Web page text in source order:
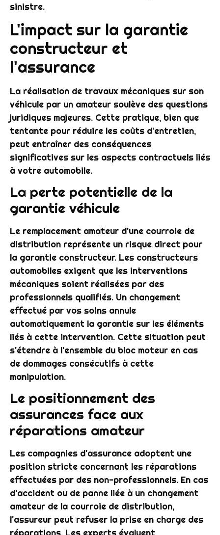
sinistre.
L'impact sur la garantie
constructeur et
l'assurance
La réalisation de travaux mécaniques sur son
véhicule par un amateur soulève des questions
juridiques majeures. Cette pratique, bien que
tentante pour réduire les coûts d'entretien,
peut entraîner des conséquences
significatives sur les aspects contractuels liés
à votre automobile.
La perte potentielle de la
garantie véhicule
Le remplacement amateur d'une courroie de
distribution représente un risque direct pour
la garantie constructeur. Les constructeurs
automobiles exigent que les interventions
mécaniques soient réalisées par des
professionnels qualifiés. Un changement
effectué par vos soins annule
automatiquement la garantie sur les éléments
liés à cette intervention. Cette situation peut
s'étendre à l'ensemble du bloc moteur en cas
de dommages consécutifs à cette
manipulation.
Le positionnement des
assurances face aux
réparations amateur
Les compagnies d'assurance adoptent une
position stricte concernant les réparations
effectuées par des non-professionnels. En cas
d'accident ou de panne liée à un changement
amateur de la courroie de distribution,
l'assureur peut refuser la prise en charge des